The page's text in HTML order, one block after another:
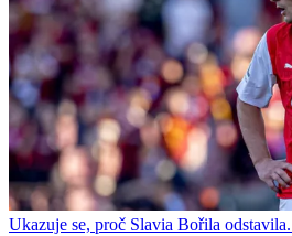
Ukazuje se, proč Slavia Bořila